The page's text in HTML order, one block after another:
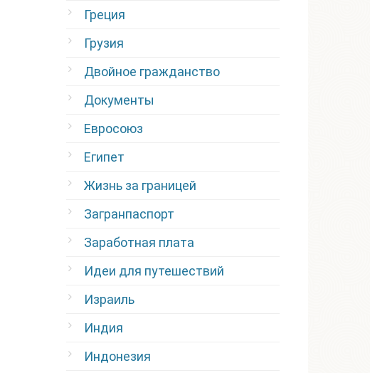
Греция
Грузия
Двойное гражданство
Документы
Евросоюз
Египет
Жизнь за границей
Загранпаспорт
Заработная плата
Идеи для путешествий
Израиль
Индия
Индонезия